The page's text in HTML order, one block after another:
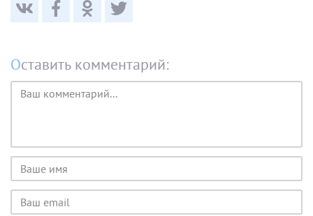
Оставить комментарий:
Текст
комментария
Имя
пользователя
Email
пользователя